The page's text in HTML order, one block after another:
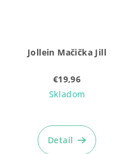
Jollein Mačička Jill
€19,96
Skladom
Detail